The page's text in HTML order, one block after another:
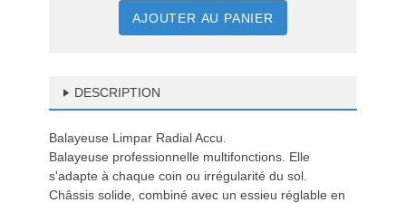
AJOUTER AU PANIER
DESCRIPTION
Balayeuse Limpar Radial Accu.
Balayeuse professionnelle multifonctions. Elle
s'adapte à chaque coin ou irrégularité du sol.
Châssis solide, combiné avec un essieu réglable en